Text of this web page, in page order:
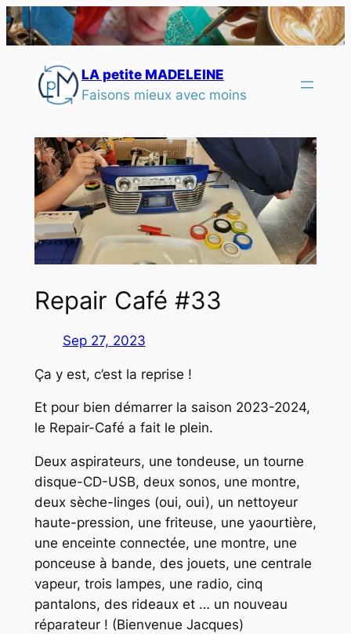
LA petite MADELEINE
Faisons mieux avec moins
Repair Café #33
Sep 27, 2023
Ça y est, c’est la reprise !
Et pour bien démarrer la saison 2023-2024,
le Repair-Café a fait le plein.
Deux aspirateurs, une tondeuse, un tourne
disque-CD-USB, deux sonos, une montre,
deux sèche-linges (oui, oui), un nettoyeur
haute-pression, une friteuse, une yaourtière,
une enceinte connectée, une montre, une
ponceuse à bande, des jouets, une centrale
vapeur, trois lampes, une radio, cinq
pantalons, des rideaux et … un nouveau
réparateur ! (Bienvenue Jacques)